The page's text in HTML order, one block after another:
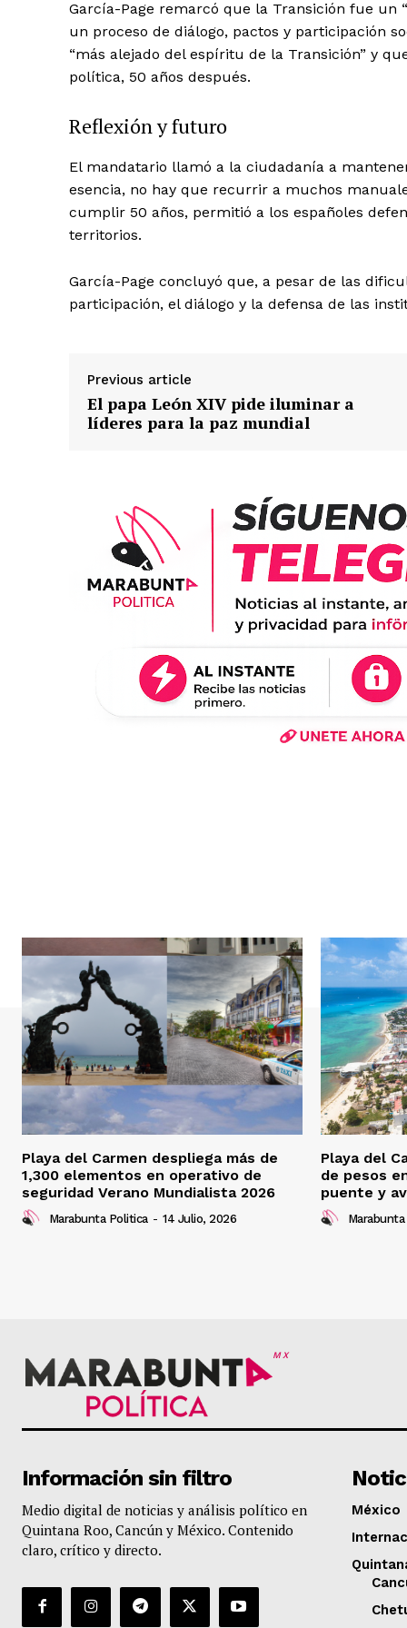
García-Page remarcó que la Transición fue un
un proceso de diálogo, pactos y participación
“más alejado del espíritu de la Transición” y
política, 50 años después.
Reflexión y futuro
El mandatario llamó a la ciudadanía a
esencia, no hay que recurrir a muchos
cumplir 50 años, permitió a los españoles
territorios.
García-Page concluyó que, a pesar de las
participación, el diálogo y la defensa de las
Previous article
El papa León XIV pide iluminar a
líderes para la paz mundial
Playa del Carmen despliega más de
1,300 elementos en operativo de
seguridad Verano Mundialista 2026
Marabunta Politica - 14 Julio, 2026
Playa del
de pesos
puente y
MX
Información sin filtro
Medio digital de noticias y análisis político en
Quintana Roo, Cancún y México. Contenido
claro, crítico y directo.
México